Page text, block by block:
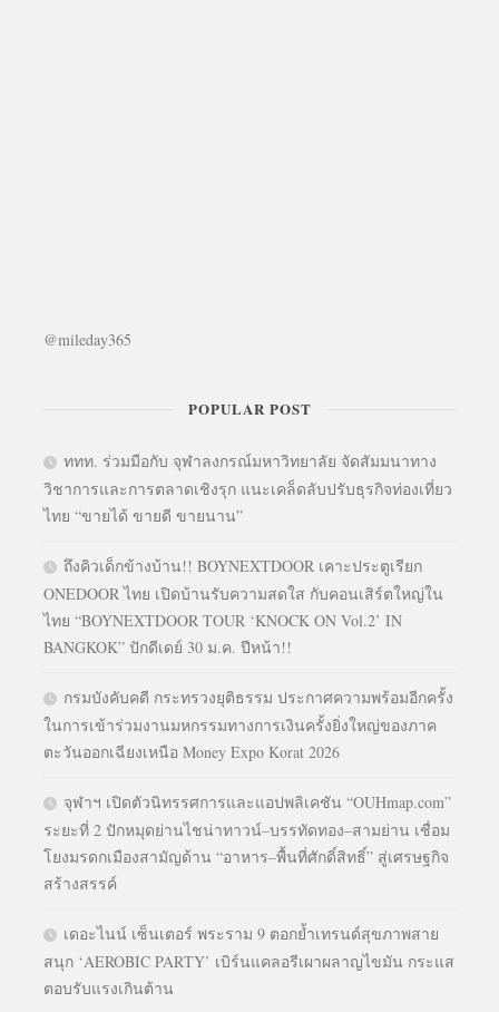
@mileday365
POPULAR POST
ททท. ร่วมมือกับ จุฬาลงกรณ์มหาวิทยาลัย จัดสัมมนาทาง
วิชาการและการตลาดเชิงรุก แนะเคล็ดลับปรับธุรกิจท่องเที่ยว
ไทย “ขายได้ ขายดี ขายนาน”
ถึงคิวเด็กข้างบ้าน!! BOYNEXTDOOR เคาะประตูเรียก
ONEDOOR ไทย เปิดบ้านรับความสดใส กับคอนเสิร์ตใหญ่ใน
ไทย “BOYNEXTDOOR TOUR ‘KNOCK ON Vol.2’ IN
BANGKOK” ปักดีเดย์ 30 ม.ค. ปีหน้า!!
กรมบังคับคดี กระทรวงยุติธรรม ประกาศความพร้อมอีกครั้ง
ในการเข้าร่วมงานมหกรรมทางการเงินครั้งยิ่งใหญ่ของภาค
ตะวันออกเฉียงเหนือ Money Expo Korat 2026
จุฬาฯ เปิดตัวนิทรรศการและแอปพลิเคชัน “OUHmap.com”
ระยะที่ 2 ปักหมุดย่านไชน่าทาวน์–บรรทัดทอง–สามย่าน เชื่อม
โยงมรดกเมืองสามัญด้าน “อาหาร–พื้นที่ศักดิ์สิทธิ์” สู่เศรษฐกิจ
สร้างสรรค์
เดอะไนน์ เซ็นเตอร์ พระราม 9 ตอกย้ำเทรนด์สุขภาพสาย
สนุก ‘AEROBIC PARTY’ เบิร์นแคลอรีเผาผลาญไขมัน กระแส
ตอบรับแรงเกินต้าน